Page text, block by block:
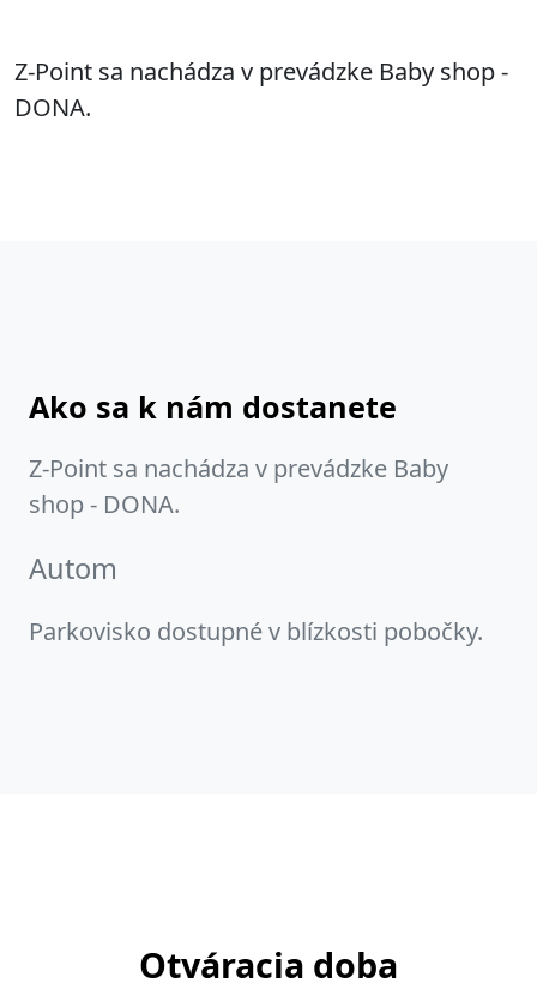
Z-Point sa nachádza v prevádzke Baby shop -
DONA.
Ako sa k nám dostanete
Z-Point sa nachádza v prevádzke Baby
shop - DONA.
Autom
Parkovisko dostupné v blízkosti pobočky.
Otváracia doba